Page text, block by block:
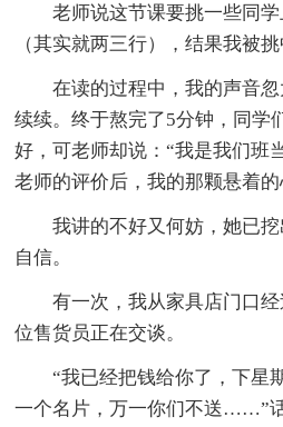
老师说这节课要挑一些同
（其实就两三行），结果我被挑
在读的过程中，我的声音
续续。终于熬完了5分钟，同学
好，可老师却说：“我是我们班
老师的评价后，我的那颗悬着的
我讲的不好又何妨，她已
自信。
有一次，我从家具店门口
位售货员正在交谈。
“我已经把钱给你了，下星
一个名片，万一你们不送……”